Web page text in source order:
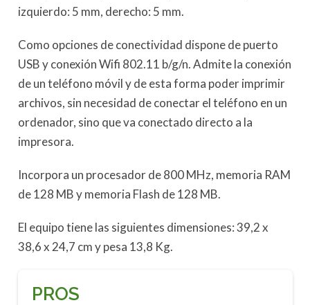
izquierdo: 5 mm, derecho: 5 mm.
Como opciones de conectividad dispone de puerto
USB y conexión Wifi 802.11 b/g/n. Admite la conexión
de un teléfono móvil y de esta forma poder imprimir
archivos, sin necesidad de conectar el teléfono en un
ordenador, sino que va conectado directo a la
impresora.
Incorpora un procesador de 800 MHz, memoria RAM
de 128 MB y memoria Flash de 128 MB.
El equipo tiene las siguientes dimensiones: 39,2 x
38,6 x 24,7 cm y pesa 13,8 Kg.
PROS